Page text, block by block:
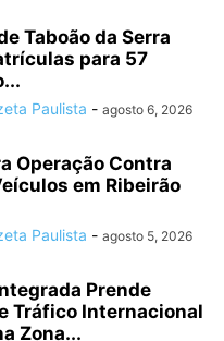
Taboão da Serra
para 57
Paulista - agosto 6, 2026
Operação Contra
em Ribeirão
Paulista - agosto 5, 2026
Prende
Tráfico Internacional
Zona...